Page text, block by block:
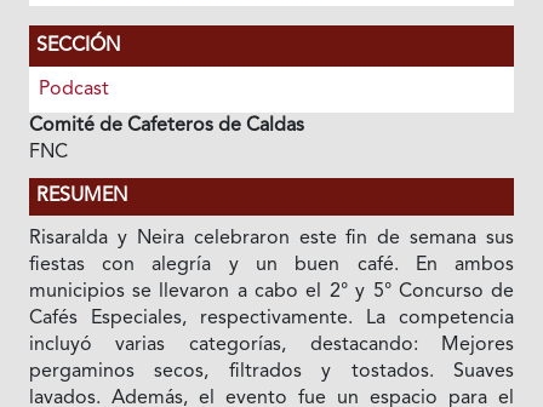
SECCIÓN
Podcast
Comité de Cafeteros de Caldas
FNC
RESUMEN
Risaralda y Neira celebraron este fin de semana sus
fiestas con alegría y un buen café. En ambos
municipios se llevaron a cabo el 2° y 5° Concurso de
Cafés Especiales, respectivamente. La competencia
incluyó varias categorías, destacando: Mejores
pergaminos secos, filtrados y tostados. Suaves
lavados. Además, el evento fue un espacio para el